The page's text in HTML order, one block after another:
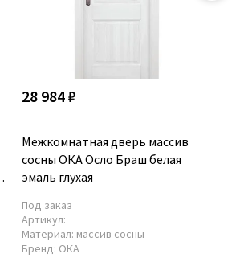
28 984 ₽
Межкомнатная дверь массив
сосны ОКА Осло Браш белая
эмаль глухая
Под заказ
Артикул:
Материал: массив сосны
Бренд: ОКА